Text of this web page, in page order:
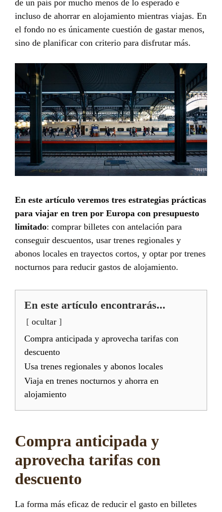
de un país por mucho menos de lo esperado e
incluso de ahorrar en alojamiento mientras viajas. En
el fondo no es únicamente cuestión de gastar menos,
sino de planificar con criterio para disfrutar más.
En este artículo veremos tres estrategias prácticas
para viajar en tren por Europa con presupuesto
limitado: comprar billetes con antelación para
conseguir descuentos, usar trenes regionales y
abonos locales en trayectos cortos, y optar por trenes
nocturnos para reducir gastos de alojamiento.
En este artículo encontrarás...
ocultar
Compra anticipada y aprovecha tarifas con
descuento
Usa trenes regionales y abonos locales
Viaja en trenes nocturnos y ahorra en
alojamiento
Compra anticipada y
aprovecha tarifas con
descuento
La forma más eficaz de reducir el gasto en billetes